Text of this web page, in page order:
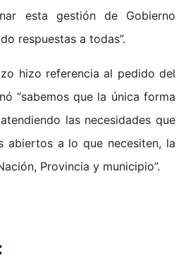
esta gestión de Gobierno
respuestas a todas”.
hizo referencia al pedido del
“sabemos que la única forma
las necesidades que
abiertos a lo que necesiten, la
Provincia y municipio”.